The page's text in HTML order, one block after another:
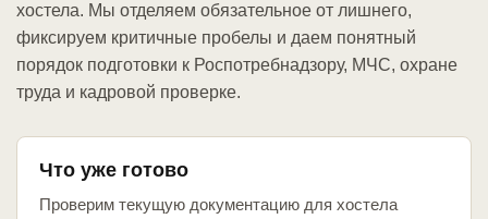
хостела. Мы отделяем обязательное от лишнего,
фиксируем критичные пробелы и даем понятный
порядок подготовки к Роспотребнадзору, МЧС, охране
труда и кадровой проверке.
Что уже готово
Проверим текущую документацию для хостела